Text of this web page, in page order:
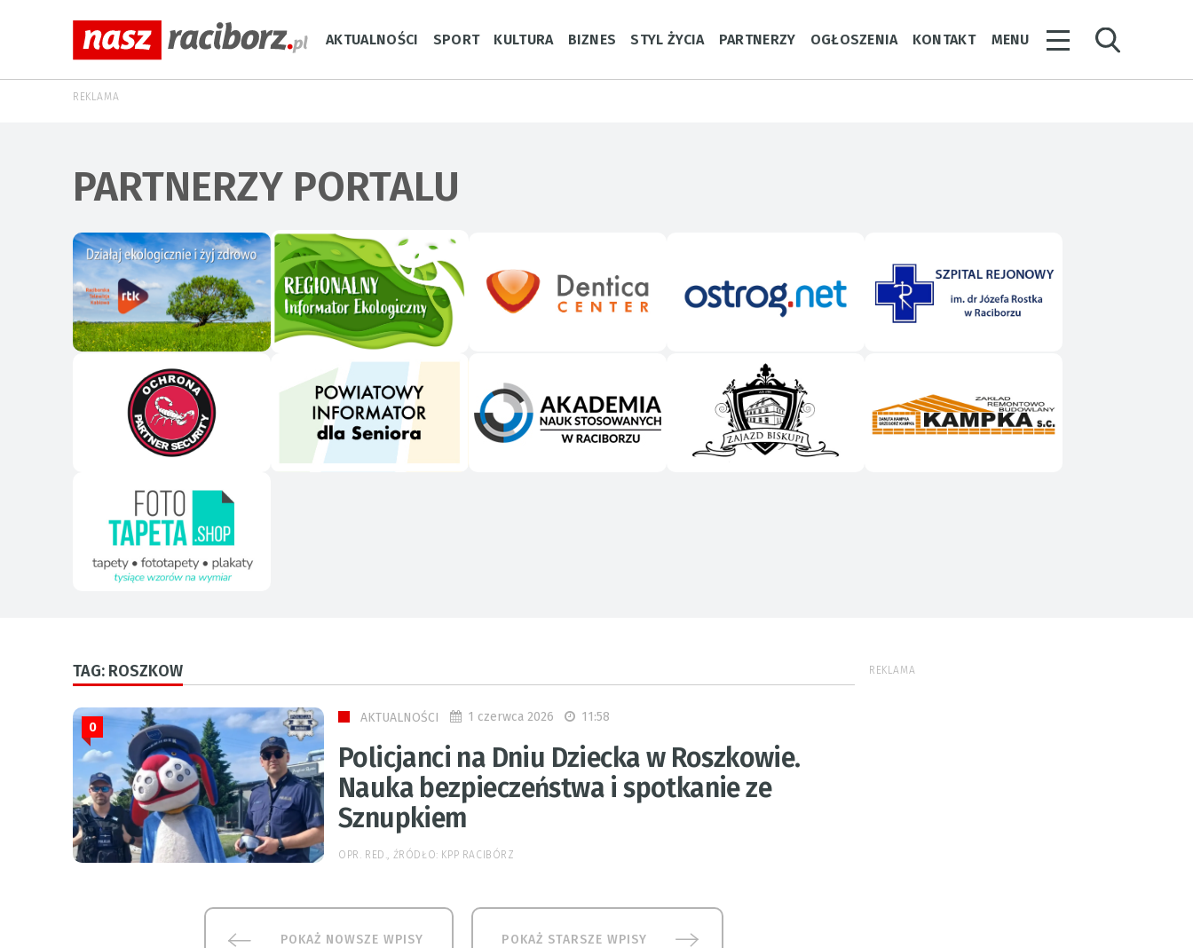
AKTUALNOŚCI SPORT KULTURA BIZNES STYL ŻYCIA PARTNERZY OGŁOSZENIA KONTAKT MENU
REKLAMA
PARTNERZY PORTALU
TAG: ROSZKOW
AKTUALNOŚCI 1 czerwca 2026 11:58
Policjanci na Dniu Dziecka w Roszkowie.
Nauka bezpieczeństwa i spotkanie ze
Sznupkiem
0
OPR. RED., ŹRÓDŁO: KPP RACIBÓRZ
POKAŻ NOWSZE WPISY POKAŻ STARSZE WPISY
REKLAMA